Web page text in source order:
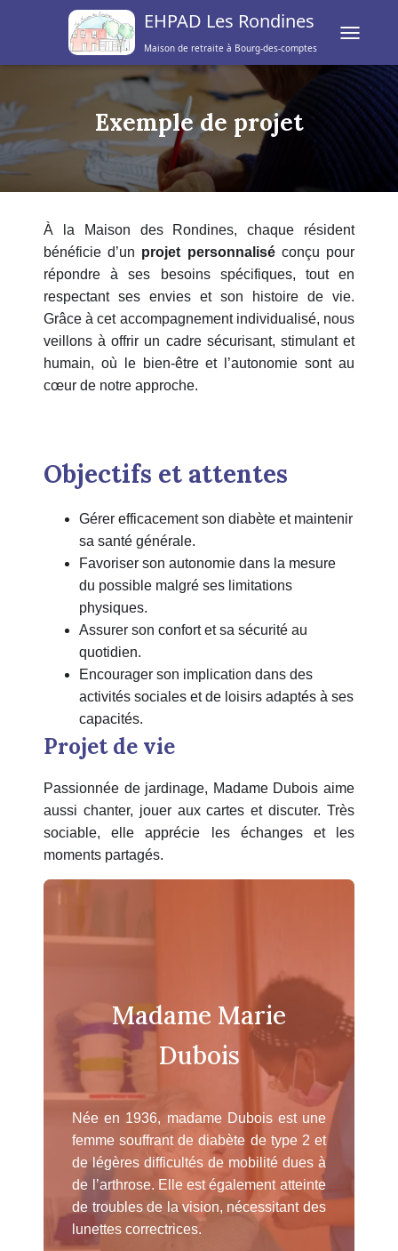
EHPAD Les Rondines
Maison de retraite à Bourg-des-comptes
Exemple de projet
À la Maison des Rondines, chaque résident
bénéficie d’un projet personnaliséconçu pour
répondre à ses besoins spécifiques, tout en
respectant ses envies et son histoire de vie.
Grâce à cet accompagnement individualisé, nous
veillons à offrir un cadre sécurisant, stimulant et
humain, où le bien-être et l’autonomie sont au
cœur de notre approche.
Objectifs et attentes
Gérer efficacement son diabète et maintenir
sa santé générale.
Favoriser son autonomie dans la mesure
du possible malgré ses limitations
physiques.
Assurer son confort et sa sécurité au
quotidien.
Encourager son implication dans des
activités sociales et de loisirs adaptés à ses
capacités.
Projet de vie
Passionnée de jardinage, Madame Dubois aime
aussi chanter, jouer aux cartes et discuter. Très
sociable, elle apprécie les échanges et les
moments partagés.
Madame Marie
Dubois
Née en 1936, madame Dubois est une
femme souffrant de diabète de type 2 et
de légères difficultés de mobilité dues à
de l’arthrose. Elle est également atteinte
de troubles de la vision, nécessitant des
lunettes correctrices.